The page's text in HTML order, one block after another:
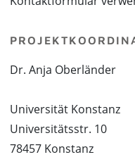
Dr. Anja Oberländer
Universität Konstanz
Universitätsstr. 10
78457 Konstanz